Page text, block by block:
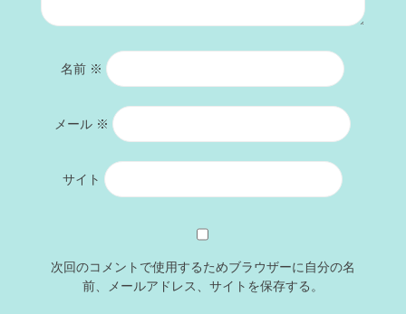
名前 ※
メール ※
サイト
次回のコメントで使用するためブラウザーに自分の名
前、メールアドレス、サイトを保存する。